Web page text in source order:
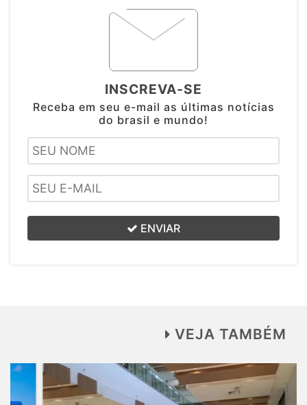
INSCREVA-SE
Receba em seu e-mail as últimas notícias
do brasil e mundo!
ENVIAR
VEJA TAMBÉM